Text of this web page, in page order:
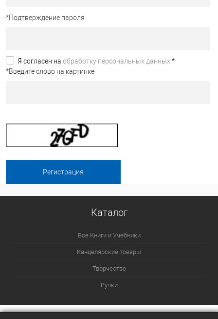
*Подтверждение пароля
Я согласен на обработку персональных данных. *
*Введите слово на картинке
Каталог
Все Книги и Учебники
Канцелярские товары
Творчество
Ручки